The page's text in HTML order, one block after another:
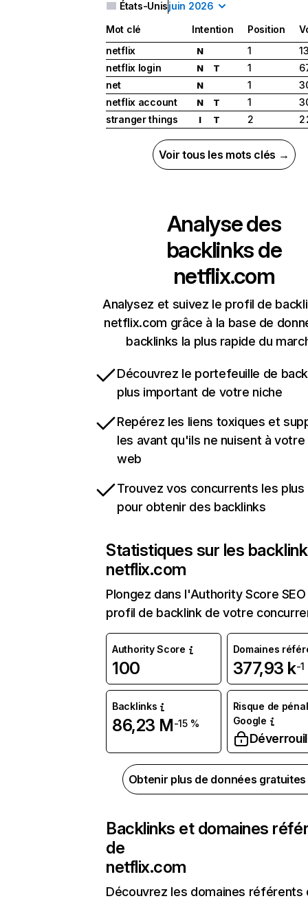
États-Unisjuin 2026
Mot clé Intention Position
netflix
N 1
netflix login
N T 1
net
N 1
netflix account
N T 1
stranger things
I T 2 2
Voir tous les mots clés →
Analyse des
backlinks de
netflix.com
Analysez et suivez le profil de
netflix.com grâce à la base de
backlinks la plus rapide du
Découvrez le portefeuille de
plus important de votre niche
Repérez les liens toxiques et
les avant qu'ils ne nuisent à
web
Trouvez vos concurrents les
pour obtenir des backlinks
Statistiques sur les
netflix.com
Plongez dans l'Authority Score
profil de backlink de votre
Authority Score
100
Domaines
377,93 k-1
Backlinks
86,23 M-15 %
Risque de
Google
Obtenir plus de données
Backlinks et domaines
de
netflix.com
Découvrez les domaines référents